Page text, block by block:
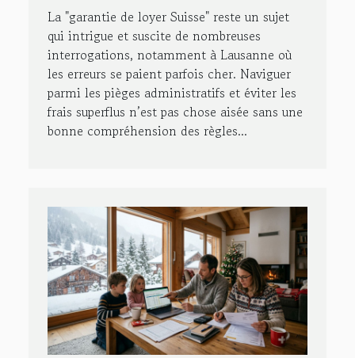
La "garantie de loyer Suisse" reste un sujet
qui intrigue et suscite de nombreuses
interrogations, notamment à Lausanne où
les erreurs se paient parfois cher. Naviguer
parmi les pièges administratifs et éviter les
frais superflus n’est pas chose aisée sans une
bonne compréhension des règles...